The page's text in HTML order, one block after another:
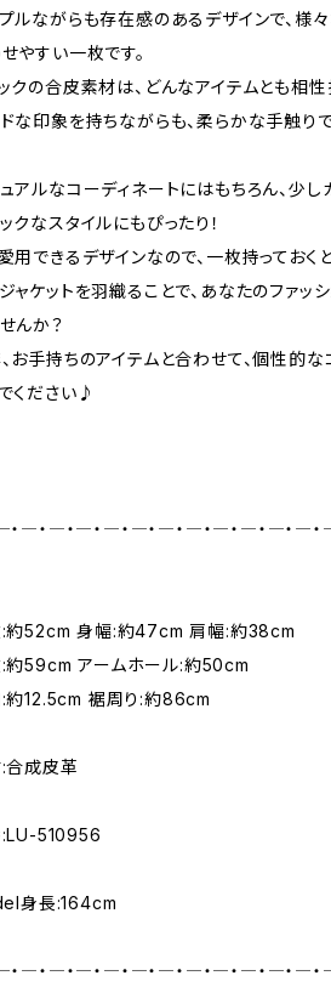
ルながらも存在感のあるデザインで、様
やすい一枚です。
クの合皮素材は、どんなアイテムとも相
な印象を持ちながらも、柔らかな手触り
アルなコーディネートにはもちろん、少し
クなスタイルにもぴったり！
用できるデザインなので、一枚持っておく
ャケットを羽織ることで、あなたのファッ
んか？
お手持ちのアイテムと合わせて、個性的な
ください♪
・―・―・―・―・―・―・―・―・―・―・―
約52cm 身幅:約47cm 肩幅:約38cm
約59cm アームホール:約50cm
約12.5cm 裾周り:約86cm
合成皮革
510956
身長:164cm
・―・―・―・―・―・―・―・―・―・―・―